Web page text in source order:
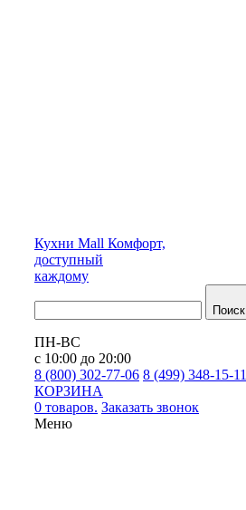
Кухни Mall Комфорт,
доступный
каждому
Поиск
ПН-ВС
с 10:00 до 20:00
8 (800) 302-77-06 8 (499) 348-15-11
КОРЗИНА
0 товаров. Заказать звонок
Меню